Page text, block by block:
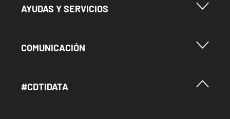
Menu Footer Ayudas y Servicios
AYUDAS Y SERVICIOS
Menu Footer Comunicación
COMUNICACIÓN
Menú Footer #Cdtidata
#CDTIDATA